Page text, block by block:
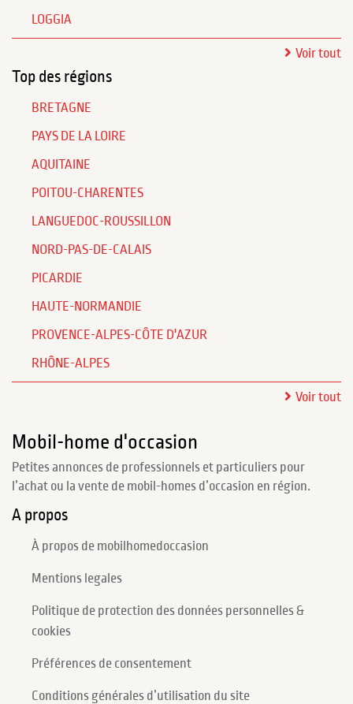
LOGGIA
Voir tout
Top des régions
BRETAGNE
PAYS DE LA LOIRE
AQUITAINE
POITOU-CHARENTES
LANGUEDOC-ROUSSILLON
NORD-PAS-DE-CALAIS
PICARDIE
HAUTE-NORMANDIE
PROVENCE-ALPES-CÔTE D'AZUR
RHÔNE-ALPES
Voir tout
Mobil-home d'occasion
Petites annonces de professionnels et particuliers pour
l’achat ou la vente de mobil-homes d’occasion en région.
A propos
À propos de mobilhomedoccasion
Mentions legales
Politique de protection des données personnelles &
cookies
Préférences de consentement
Conditions générales d’utilisation du site